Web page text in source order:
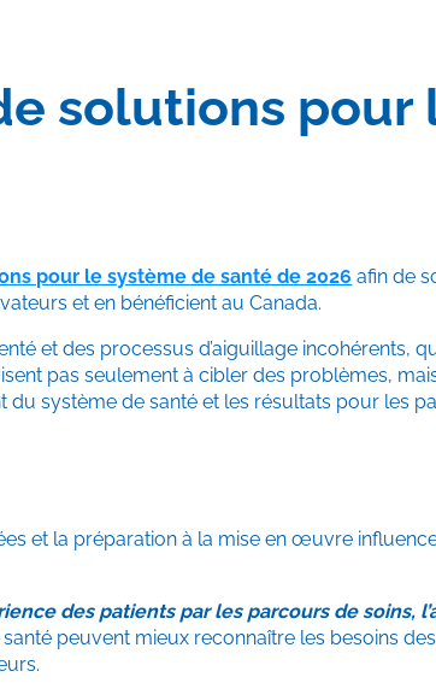
solutions pour
pour le système de santé de 2026 afin de
et en bénéficient au Canada.
et des processus d’aiguillage incohérents,
pas seulement à cibler des problèmes,
système de santé et les résultats pour les
et la préparation à la mise en œuvre
des patients par les parcours de soins,
peuvent mieux reconnaître les besoins